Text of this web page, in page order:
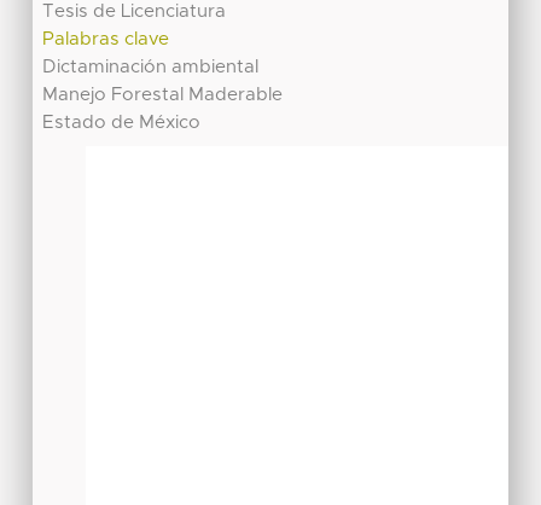
Tesis de Licenciatura
Palabras clave
Dictaminación ambiental
Manejo Forestal Maderable
Estado de México